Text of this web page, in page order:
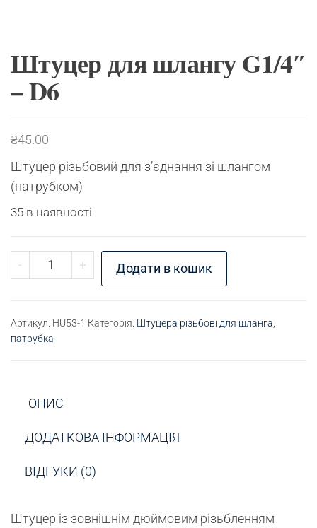
Штуцер для шлангу G1/4″
– D6
₴45.00
Штуцер різьбовий для з’єднання зі шлангом
(патрубком)
35 в наявності
- Штуцер для шлангу G1/4" - D6 кількість
+ Додати в кошик
Артикул: HU53-1 Категорія: Штуцера різьбові для шланга,
патрубка
ОПИС
ДОДАТКОВА ІНФОРМАЦІЯ
ВІДГУКИ (0)
Штуцер із зовнішнім дюймовим різьбленням